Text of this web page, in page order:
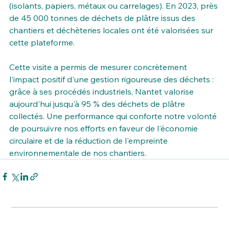
(isolants, papiers, métaux ou carrelages). En 2023, près
de 45 000 tonnes de déchets de plâtre issus des
chantiers et déchèteries locales ont été valorisées sur
cette plateforme.
Cette visite a permis de mesurer concrètement
l'impact positif d'une gestion rigoureuse des déchets :
grâce à ses procédés industriels, Nantet valorise
aujourd'hui jusqu'à 95 % des déchets de plâtre
collectés. Une performance qui conforte notre volonté
de poursuivre nos efforts en faveur de l'économie
circulaire et de la réduction de l'empreinte
environnementale de nos chantiers.